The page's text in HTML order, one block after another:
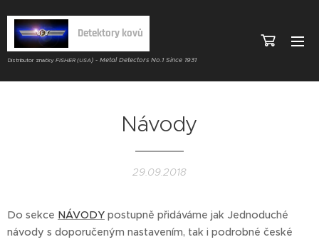
Detektory kovů
Distributor značky FISHER (USA) - Metal Detectors No.1 Since 1931
Návody
29.09.2018
Do sekce NÁVODY postupně přidáváme jak Jednoduché
návody s doporučeným nastavením, tak i podrobné české